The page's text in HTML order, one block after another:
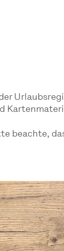
der
beachte,